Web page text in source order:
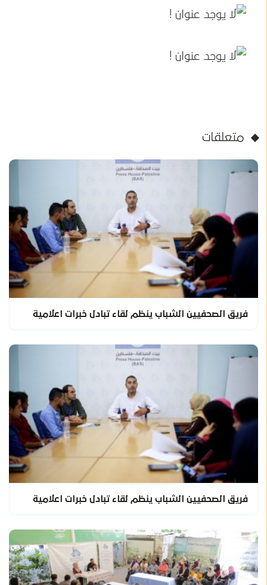
متعلقات
فريق الصحفيين الشباب ينظم لقاء تبادل خبرات اعلامية
فريق الصحفيين الشباب ينظم لقاء تبادل خبرات اعلامية